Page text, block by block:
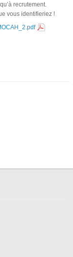
recrutement.
vous identifieriez !